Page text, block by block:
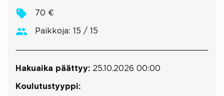
70 €
Paikkoja: 15 / 15
Hakuaika päättyy: 25.10.2026 00:00
Koulutustyyppi: